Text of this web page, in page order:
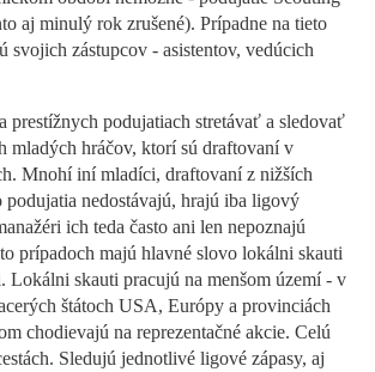
aj minulý rok zrušené). Prípadne na tieto
svojich zástupcov - asistentov, vedúcich
prestížnych podujatiach stretávať a sledovať
mladých hráčov, ktorí sú draftovaní v
Mnohí iní mladíci, draftovaní z nižších
podujatia nedostávajú, hrajú iba ligový
ich teda často ani len nepoznajú
prípadoch majú hlavné slovo lokálni skauti
Lokálni skauti pracujú na menšom území - v
štátoch USA, Európy a provinciách
chodievajú na reprezentačné akcie. Celú
Sledujú jednotlivé ligové zápasy, aj